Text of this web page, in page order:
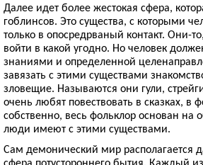
Далее идет более жестокая сфера,
гоблинсов. Это существа, с которыми
только в опосредрваный контакт. Они-
войти в какой угодно. Но человек
знаниями и определенной
завязать с этими существами
зловещие. Называются они гули,
очень любят повествовать в сказках, в
собственно, весь фольклор основан на
люди имеют с этими существами.
Сам демонический мир располагается